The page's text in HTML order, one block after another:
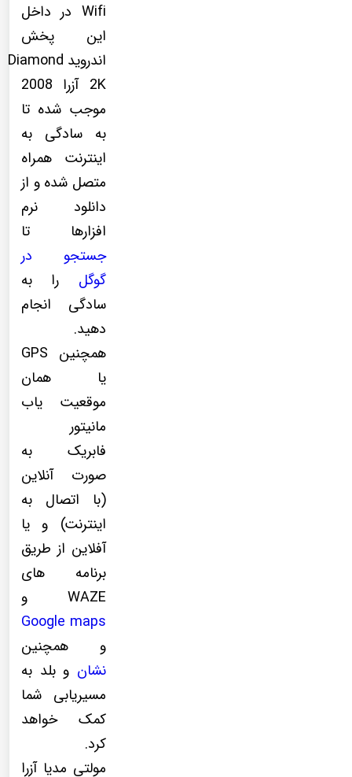
Wifi در داخل
این پخش
اندروید Diamond
2K آزرا 2008
موجب شده تا
به سادگی به
اینترنت همراه
متصل شده و از
دانلود نرم
افزارها تا
جستجو در
گوگل را به
سادگی انجام
دهید.
همچنین GPS
یا همان
موقعیت یاب
مانیتور
فابریک به
صورت آنلاین
(با اتصال به
اینترنت) و یا
آفلاین از طریق
برنامه های
WAZE و
Google maps
و همچنین
نشان و بلد به
مسیریابی شما
کمک خواهد
کرد.
مولتی مدیا آزرا